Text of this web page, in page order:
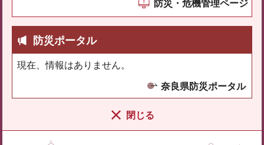
防災・危機管理ページ
防災ポータル
現在、情報はありません。
奈良県防災ポータル
閉じる